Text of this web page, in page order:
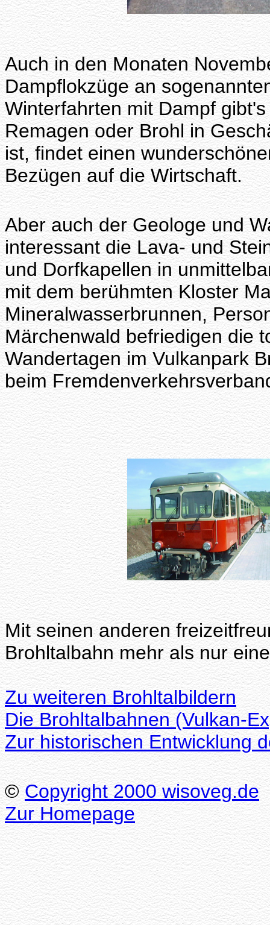
Auch in den Monaten
Dampflokzüge an
Winterfahrten mit Dampf
Remagen oder Brohl in
ist, findet einen
Bezügen auf die Wirtschaft.
Aber auch der Geologe und
interessant die Lava- und
und Dorfkapellen in
mit dem berühmten Kloster
Mineralwasserbrunnen,
Märchenwald befriedigen die
Wandertagen im Vulkanpark
beim
Mit seinen anderen
Brohltalbahn mehr als nur
Zu weiteren Brohltalbildern
Die Brohltalbahnen (Vulkan-
Zur historischen Entwicklung
© Copyright 2000 wisoveg.de
Zur Homepage